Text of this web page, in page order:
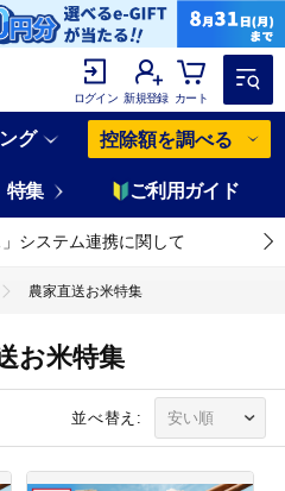
ログイン 新規登録 カート
グ 控除額を調べる
特集 ご利用ガイド
」システム連携に関して
農家直送お米特集
お米特集
並べ替え: